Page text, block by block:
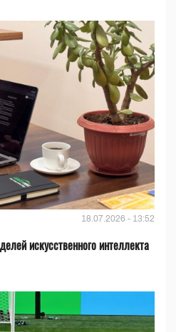
18.07.2026 - 13:52
искусственного интеллекта